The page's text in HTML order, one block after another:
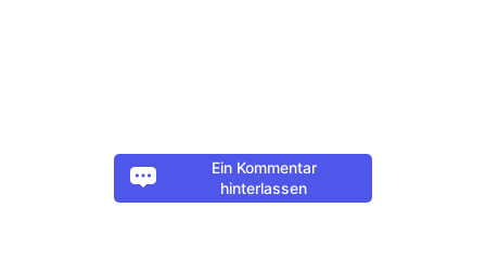
Ein Kommentar
hinterlassen